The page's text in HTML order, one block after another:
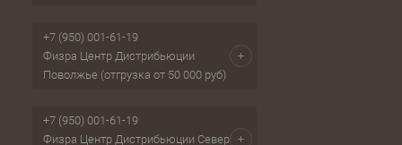
+7 (950) 001-61-19
Физра Центр Дистрибьюции
Поволжье (отгрузка от 50 000 руб)
+7 (950) 001-61-19
Физра Центр Дистрибьюции Север